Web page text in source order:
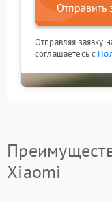
Отправить
Отправляя заявку
соглашаетесь с
Xiaomi